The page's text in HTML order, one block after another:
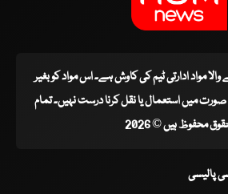
والا مواد ادارتی ٹیم کی کاوش ہے۔ اس مواد کو بغیر
میں استعمال یا نقل کرنا درست نہیں۔ تمام
محفوظ ہیں © 2026
پالیسی